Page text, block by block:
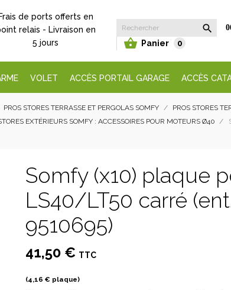
Frais de ports offerts en
relais - Livraison en
5 jours

 Panier 0
VOLET ACCÈS PORTAIL GARAGE ACCÈS
PROS STORES TERRASSE ET PERGOLAS SOMFY
PROS STORES
EXTÉRIEURS SOMFY : ACCESSOIRES POUR MOTEURS Ø40
Somfy (x10) plaque
LS40/LT50 carré
9510695)
41,50 € TTC
(4,16 € plaque)